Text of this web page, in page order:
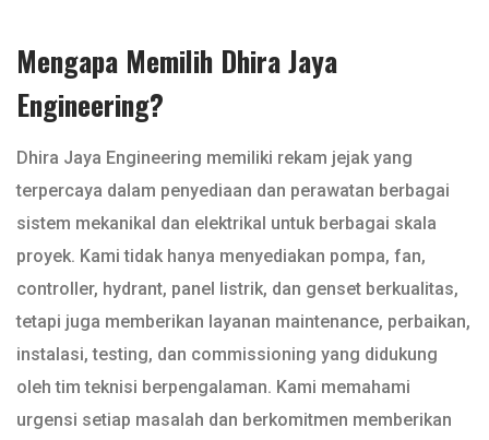
Mengapa Memilih Dhira Jaya
Engineering?
Dhira Jaya Engineering memiliki rekam jejak yang
terpercaya dalam penyediaan dan perawatan berbagai
sistem mekanikal dan elektrikal untuk berbagai skala
proyek. Kami tidak hanya menyediakan pompa, fan,
controller, hydrant, panel listrik, dan genset berkualitas,
tetapi juga memberikan layanan maintenance, perbaikan,
instalasi, testing, dan commissioning yang didukung
oleh tim teknisi berpengalaman. Kami memahami
urgensi setiap masalah dan berkomitmen memberikan